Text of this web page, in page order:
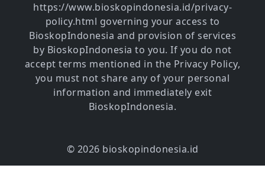
https://www.bioskopindonesia.id/privacy-
policy.html governing your access to
BioskopIndonesia and provision of services
by BioskopIndonesia to you. If you do not
accept terms mentioned in the Privacy Policy,
you must not share any of your personal
information and immediately exit
BioskopIndonesia.
© 2026 bioskopindonesia.id